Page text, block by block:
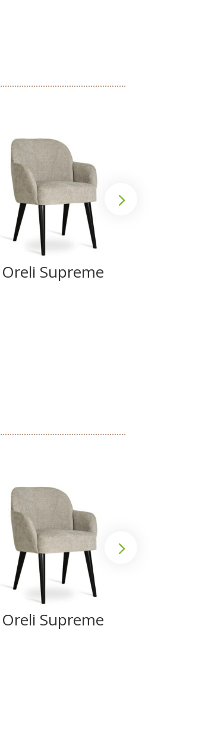
Oreli Supreme
Oreli Supreme